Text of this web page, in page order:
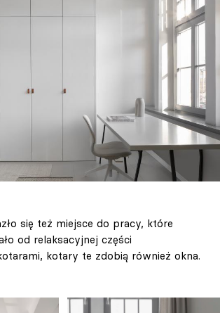
się też miejsce do pracy, które
od relaksacyjnej części
kotary te zdobią również okna.